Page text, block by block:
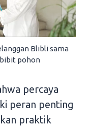
Blibli sama
pohon
percaya
peran penting
praktik